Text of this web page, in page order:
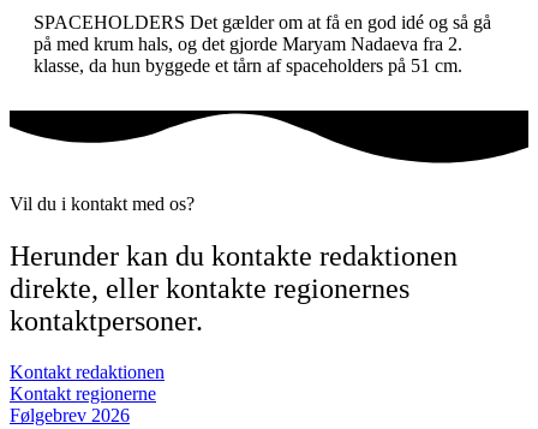
SPACEHOLDERS Det gælder om at få en god idé og så gå
på med krum hals, og det gjorde Maryam Nadaeva fra 2.
klasse, da hun byggede et tårn af spaceholders på 51 cm.
Vil du i kontakt med os?
Herunder kan du kontakte redaktionen
direkte, eller kontakte regionernes
kontaktpersoner.
Kontakt redaktionen
Kontakt regionerne
Følgebrev 2026